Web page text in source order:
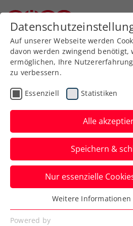
Zurück zur Newsübersicht
Davis Cup
Schweda im
SPORT Talk:
die ITF in die
nehmen“
Der ÖTV-
Auf unserer Webseite werden
davon werden zwingend benötigt,
ermöglichen, Ihre
zu verbessern.
Essenziell Statistiken
Alle
Speichern &
Nur essenzielle
Essenziell
Essenzielle Cookies werden für
Weitere
Powered by